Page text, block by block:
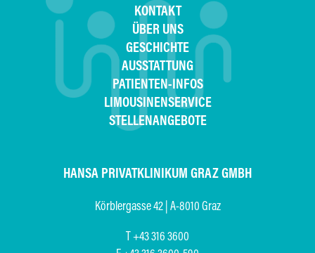
KONTAKT
ÜBER UNS
GESCHICHTE
AUSSTATTUNG
PATIENTEN-INFOS
LIMOUSINENSERVICE
STELLENANGEBOTE
HANSA PRIVATKLINIKUM GRAZ GMBH
Körblergasse 42 | A-8010 Graz
T +43 316 3600